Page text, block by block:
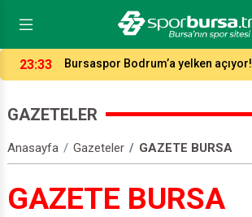
23:33 Bursaspor Bodrum’a yelken açıyor!
GAZETELER
Anasayfa Gazeteler GAZETE BURSA
GAZETE BURSA